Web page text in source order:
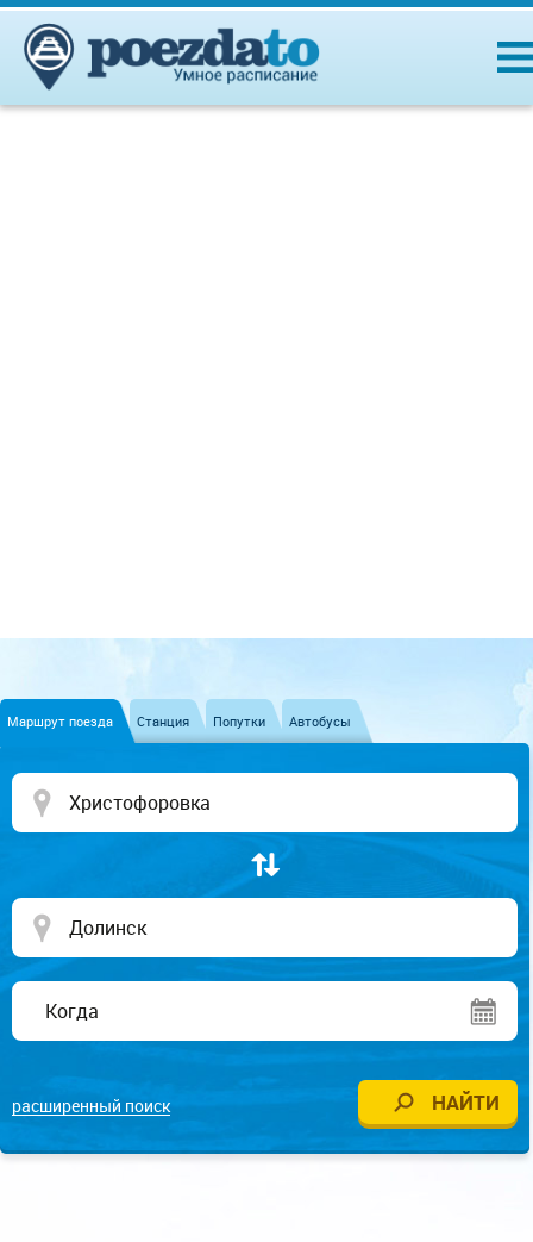
Маршрут поезда Станция Попутки Автобусы
расширенный поиск